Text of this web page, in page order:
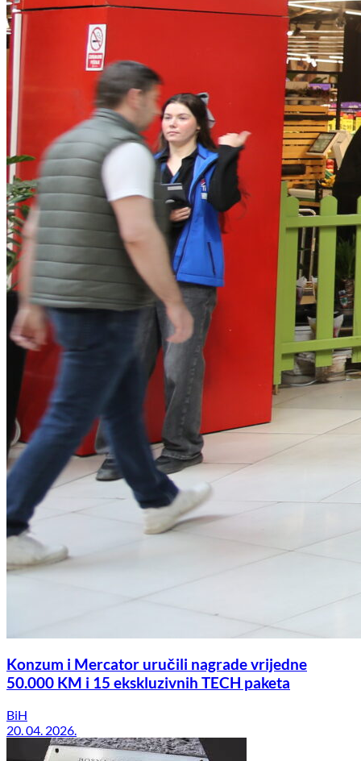
Konzum i Mercator uručili nagrade vrijedne
50.000 KM i 15 ekskluzivnih TECH paketa
BiH
20. 04. 2026.